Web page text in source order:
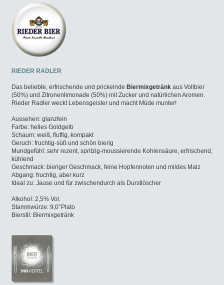
RIEDER RADLER
Das beliebte, erfrischende und prickelnde Biermixgetränk aus Vollbier
(50%) und Zitronenlimonade (50%) mit Zucker und natürlichen Aromen.
Rieder Radler weckt Lebensgeister und macht Müde munter!
Aussehen: glanzfein
Farbe: helles Goldgelb
Schaum: weiß, fluffig, kompakt
Geruch: fruchtig-süß und schön bierig
Mundgefühl: sehr rezent, spritzig-moussierende Kohlensäure, erfrischend,
kühlend
Geschmack: bieriger Geschmack, feine Hopfennoten und mildes Malz
Abgang: fruchtig, aber kurz
Ideal zu: Jause und für zwischendurch als Durstlöscher
Alkohol: 2,5% Vol.
Stammwürze: 9,0°Plato
Bierstil: Biermixgetränk